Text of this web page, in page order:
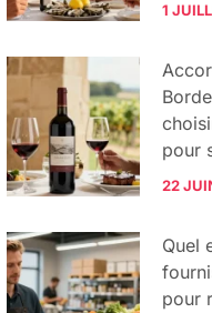
1
pour
22
Quel
pour